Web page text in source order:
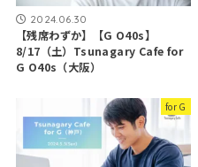
2024.06.30
【残席わずか】【G O40s】
8/17（土）Tsunagary Cafe for
G O40s（大阪）
for G